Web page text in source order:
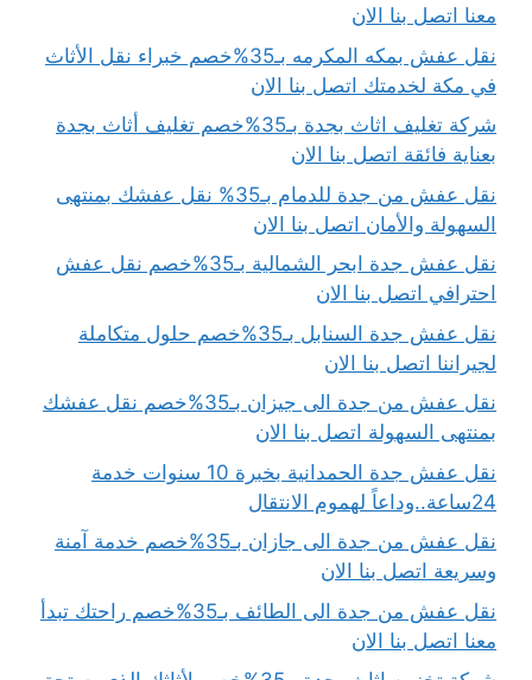
معنا اتصل بنا الان
نقل عفش بمكه المكرمه بـ35%خصم خبراء نقل الأثاث
في مكة لخدمتك اتصل بنا الان
شركة تغليف اثاث بجدة بـ35%خصم تغليف أثاث بجدة
بعناية فائقة اتصل بنا الان
نقل عفش من جدة للدمام بـ35% نقل عفشك بمنتهى
السهولة والأمان اتصل بنا الان
نقل عفش جدة ابحر الشمالية بـ35%خصم نقل عفش
احترافي اتصل بنا الان
نقل عفش جدة السنابل بـ35%خصم حلول متكاملة
لجيراننا اتصل بنا الان
نقل عفش من جدة الى جيزان بـ35%خصم نقل عفشك
بمنتهى السهولة اتصل بنا الان
نقل عفش جدة الحمدانية بخبرة 10 سنوات خدمة
24ساعة..وداعاً لهموم الانتقال
نقل عفش من جدة الى جازان بـ35%خصم خدمة آمنة
وسريعة اتصل بنا الان
نقل عفش من جدة الى الطائف بـ35%خصم راحتك تبدأ
معنا اتصل بنا الان